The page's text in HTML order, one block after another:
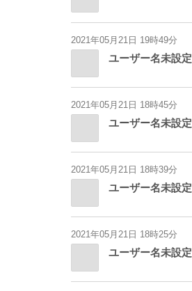
2021年05月21日 19時49分
ユーザー名未設定
2021年05月21日 18時45分
ユーザー名未設定
2021年05月21日 18時39分
ユーザー名未設定
2021年05月21日 18時25分
ユーザー名未設定